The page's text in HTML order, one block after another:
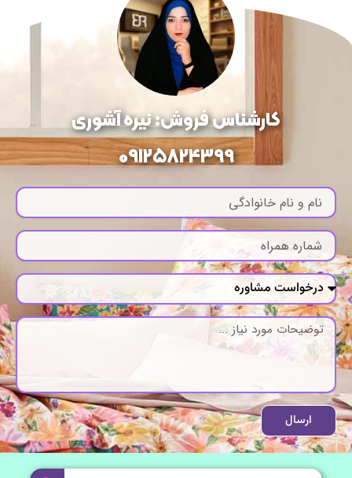
کارشناس فروش: نیره آشوری
09125824399
ارسال